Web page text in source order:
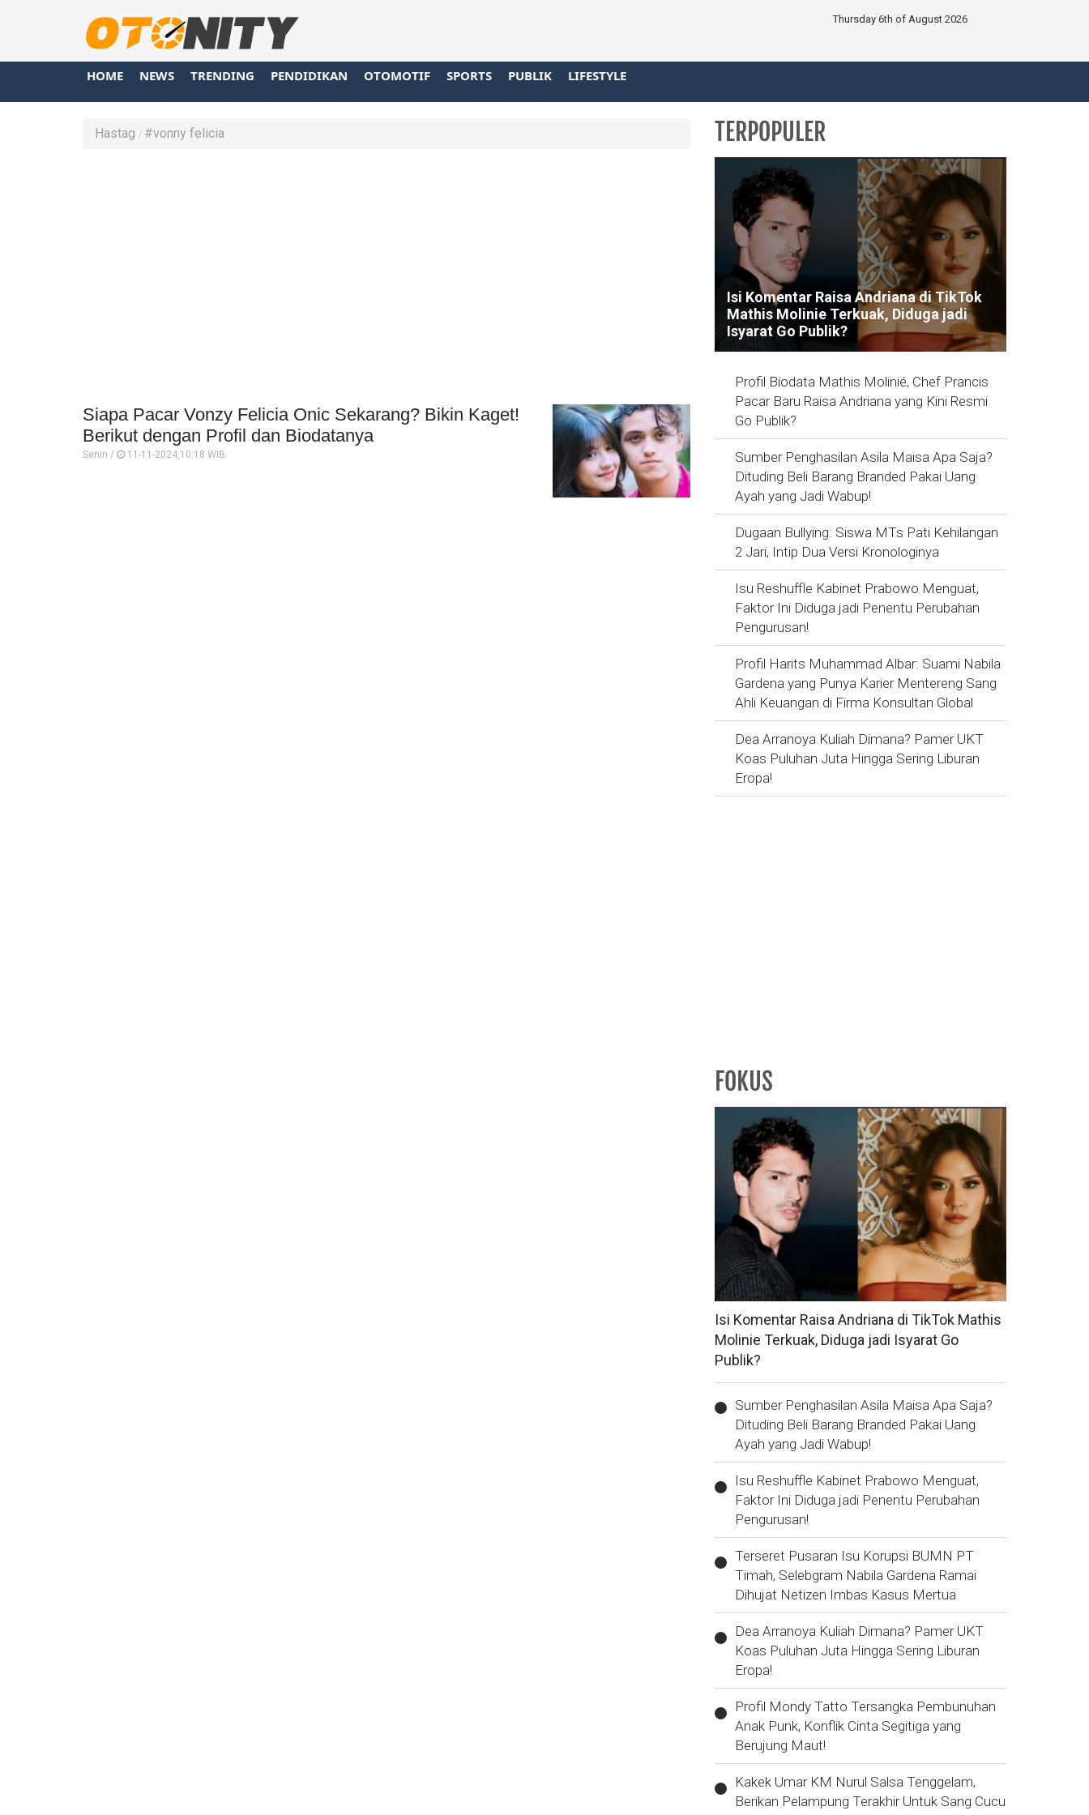
Thursday 6th of August 2026
HOME NEWS TRENDING PENDIDIKAN OTOMOTIF SPORTS PUBLIK LIFESTYLE
Hastag #vonny felicia
Siapa Pacar Vonzy Felicia Onic Sekarang? Bikin Kaget!
Berikut dengan Profil dan Biodatanya
Senin / 11-11-2024,10:18 WIB
TERPOPULER
Isi Komentar Raisa Andriana di TikTok
Mathis Molinie Terkuak, Diduga jadi
Isyarat Go Publik?
Profil Biodata Mathis Molinié, Chef Prancis
Pacar Baru Raisa Andriana yang Kini Resmi
Go Publik?
Sumber Penghasilan Asila Maisa Apa Saja?
Dituding Beli Barang Branded Pakai Uang
Ayah yang Jadi Wabup!
Dugaan Bullying: Siswa MTs Pati Kehilangan
2 Jari, Intip Dua Versi Kronologinya
Isu Reshuffle Kabinet Prabowo Menguat,
Faktor Ini Diduga jadi Penentu Perubahan
Pengurusan!
Profil Harits Muhammad Albar: Suami Nabila
Gardena yang Punya Karier Mentereng Sang
Ahli Keuangan di Firma Konsultan Global
Dea Arranoya Kuliah Dimana? Pamer UKT
Koas Puluhan Juta Hingga Sering Liburan
Eropa!
FOKUS
Isi Komentar Raisa Andriana di TikTok Mathis
Molinie Terkuak, Diduga jadi Isyarat Go
Publik?
Sumber Penghasilan Asila Maisa Apa Saja?
Dituding Beli Barang Branded Pakai Uang
Ayah yang Jadi Wabup!
Isu Reshuffle Kabinet Prabowo Menguat,
Faktor Ini Diduga jadi Penentu Perubahan
Pengurusan!
Terseret Pusaran Isu Korupsi BUMN PT
Timah, Selebgram Nabila Gardena Ramai
Dihujat Netizen Imbas Kasus Mertua
Dea Arranoya Kuliah Dimana? Pamer UKT
Koas Puluhan Juta Hingga Sering Liburan
Eropa!
Profil Mondy Tatto Tersangka Pembunuhan
Anak Punk, Konflik Cinta Segitiga yang
Berujung Maut!
Kakek Umar KM Nurul Salsa Tenggelam,
Berikan Pelampung Terakhir Untuk Sang Cucu